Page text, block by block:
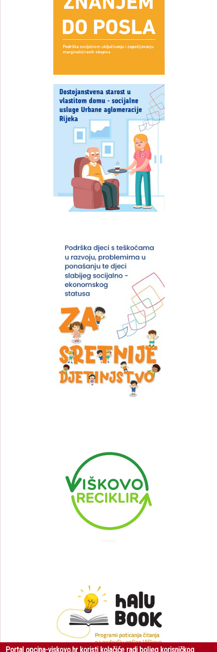
Portal opcina-viskovo.hr koristi kolačiće radi boljeg korisničkog